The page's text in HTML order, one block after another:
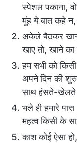
स्पेशल पकाना,
मुंह ये बात कहे न,
अकेले बैठकर
खाए तो, खाने का
हम सभी को
अपने दिन की
साथ हंसते-खेलते
भले ही हमारे
महत्व किसी के
काश कोई ऐसा